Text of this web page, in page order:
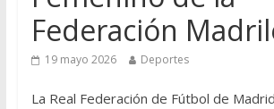
Federación
19 mayo 2026 Deportes
La Real Federación de Fútbol de